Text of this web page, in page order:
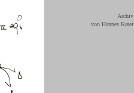
Archiv
von Hannes Kater